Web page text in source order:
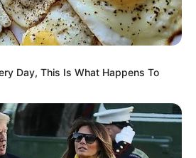
Day, This Is What Happens To